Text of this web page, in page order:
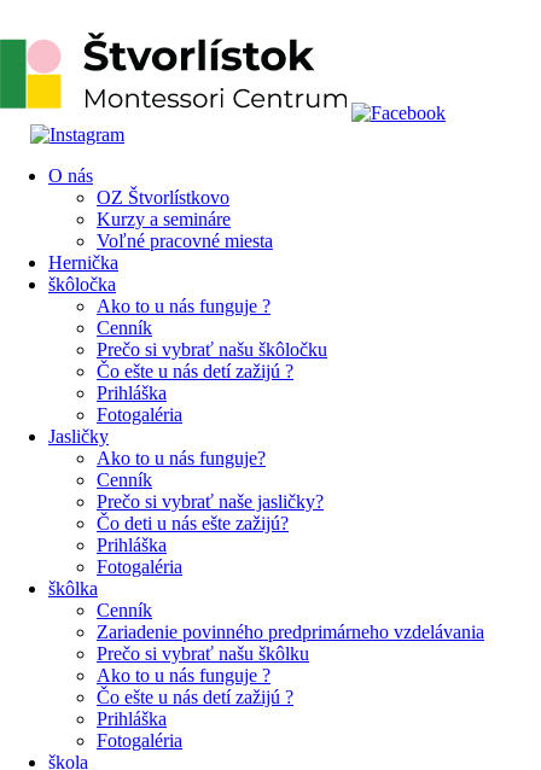
O nás
OZ Štvorlístkovo
Kurzy a semináre
Voľné pracovné miesta
Hernička
škôločka
Ako to u nás funguje ?
Cenník
Prečo si vybrať našu škôločku
Čo ešte u nás detí zažijú ?
Prihláška
Fotogaléria
Jasličky
Ako to u nás funguje?
Cenník
Prečo si vybrať naše jasličky?
Čo deti u nás ešte zažijú?
Prihláška
Fotogaléria
škôlka
Cenník
Zariadenie povinného predprimárneho vzdelávania
Prečo si vybrať našu škôlku
Ako to u nás funguje ?
Čo ešte u nás detí zažijú ?
Prihláška
Fotogaléria
škola